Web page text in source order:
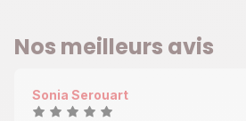
Nos meilleurs avis
Sonia Serouart